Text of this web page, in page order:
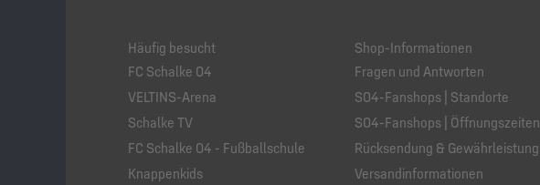
Häufig besucht
FC Schalke 04
VELTINS-Arena
Schalke TV
FC Schalke 04 - Fußballschule
Knappenkids
Shop-Informationen
Fragen und Antworten
S04-Fanshops | Standorte
S04-Fanshops | Öffnungszeiten
Rücksendung & Gewährleistung
Versandinformationen